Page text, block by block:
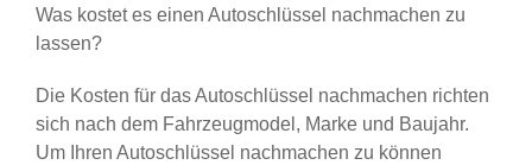
Was kostet es einen Autoschlüssel nachmachen zu
lassen?
Die Kosten für das Autoschlüssel nachmachen richten
sich nach dem Fahrzeugmodel, Marke und Baujahr.
Um Ihren Autoschlüssel nachmachen zu können